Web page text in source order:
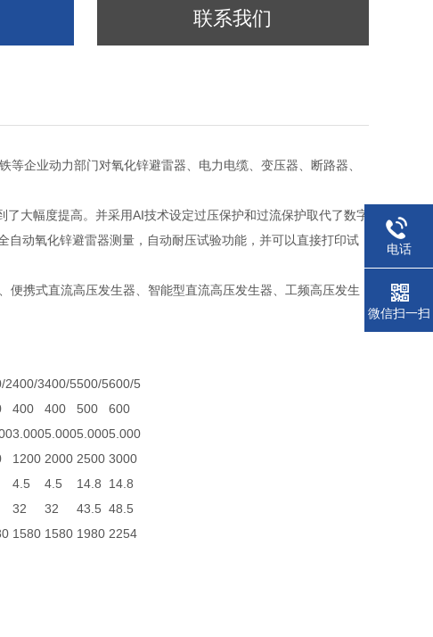
联系我们
企业动力部门对氧化锌避雷器、电力电缆、变压器、断路器、
大幅度提高。并采用AI技术设定过压保护和过流保护取代了数字
动氧化锌避雷器测量，自动耐压试验功能，并可以直接打印试
携式直流高压发生器、智能型直流高压发生器、工频高压发生
2400/3400/5500/5600/5
400 400 500
600
3.0005.0005.0005.000
1200 2000 2500 3000
4.5 4.5 14.8
14.8
32 32 43.5 48.5
1580 1580 1980 2254
电话
微信扫一扫